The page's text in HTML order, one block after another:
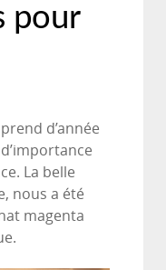
pour
d’année
La belle
nous a été
magenta